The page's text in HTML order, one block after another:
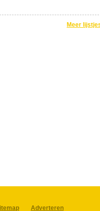
Meer
Adverteren